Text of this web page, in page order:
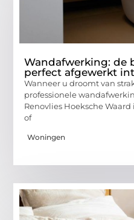
Wandafwerking: de
perfect afgewerkt
Wanneer u droomt van
professionele
Renovlies Hoeksche
of
Woningen